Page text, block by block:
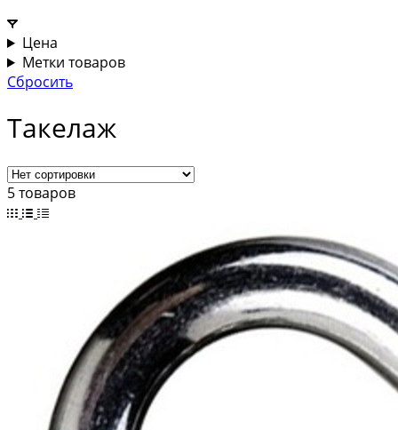
Цена
Метки товаров
Сбросить
Такелаж
5 товаров